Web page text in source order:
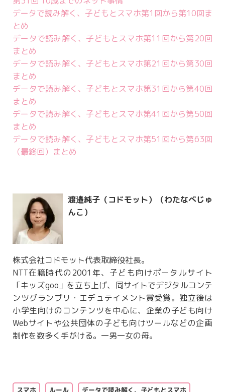
データで読み解く、子どもとスマホ第1回から第10回ま
とめ
データで読み解く、子どもとスマホ第11回から第20回
まとめ
データで読み解く、子どもとスマホ第21回から第30回
まとめ
データで読み解く、子どもとスマホ第31回から第40回
まとめ
データで読み解く、子どもとスマホ第41回から第50回
まとめ
データで読み解く、子どもとスマホ第51回から第63回
（最終回）まとめ
渡邉純子（コドモット）（わたなべじゅ
んこ）
株式会社コドモット代表取締役社長。
NTT在籍時代の2001年、子ども向けポータルサイト
「キッズgoo」を立ち上げ、同サイトでデジタルコンテ
ンツグランプリ・エデュテイメント賞受賞。独立後は
小学生向けのコンテンツを中心に、企業の子ども向け
Webサイトや公共団体の子ども向けツールなどの企画
制作を数多く手がける。一男一女の母。
スマホ ルール データで読み解く、子どもとスマホ